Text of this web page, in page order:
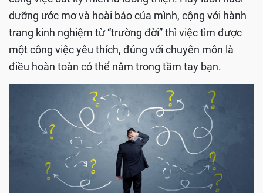
dưỡng ước mơ và hoài bảo của mình, cộng với hành
trang kinh nghiệm từ “trường đời” thì việc tìm được
một công việc yêu thích, đúng với chuyên môn là
điều hoàn toàn có thể nằm trong tầm tay bạn.